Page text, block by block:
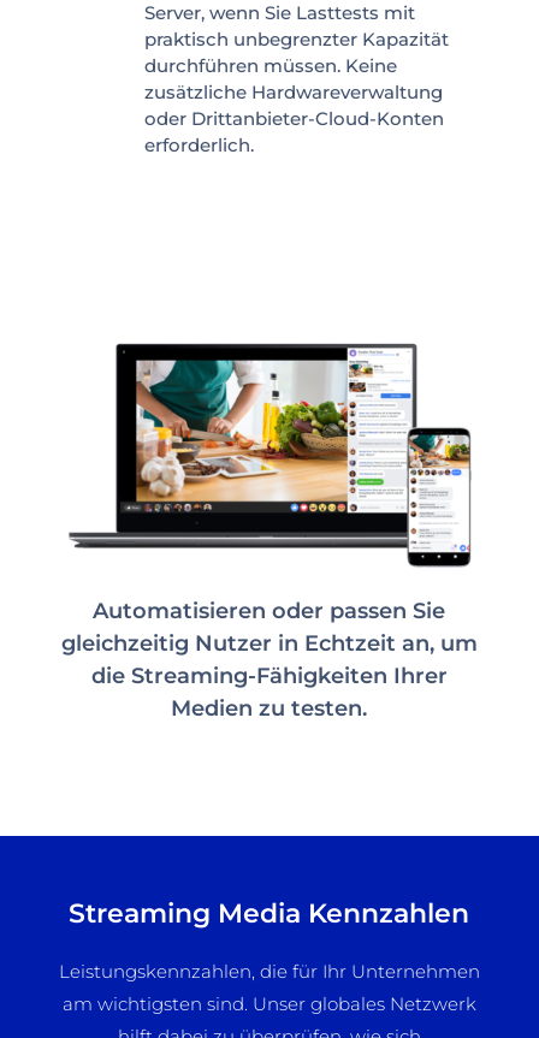
Server, wenn Sie Lasttests mit
praktisch unbegrenzter Kapazität
durchführen müssen. Keine
zusätzliche Hardwareverwaltung
oder Drittanbieter-Cloud-Konten
erforderlich.
Automatisieren oder passen Sie
gleichzeitig Nutzer in Echtzeit an, um
die Streaming-Fähigkeiten Ihrer
Medien zu testen.
Streaming Media Kennzahlen
Leistungskennzahlen, die für Ihr Unternehmen
am wichtigsten sind. Unser globales Netzwerk